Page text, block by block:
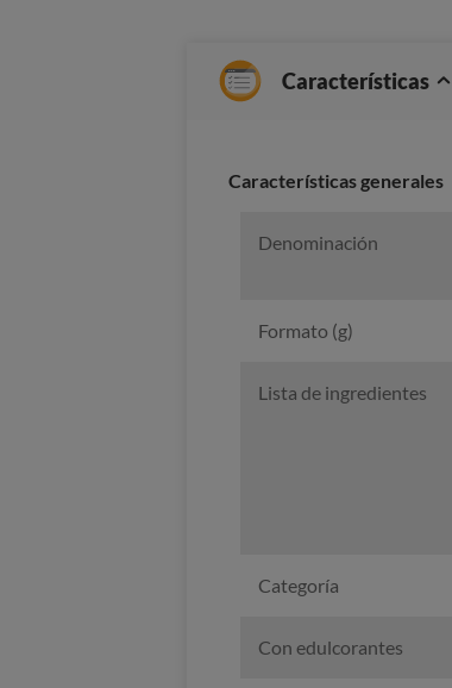
Características
Características generales
Denominación
Formato (g)
Lista de ingredientes
Categoría
Con edulcorantes